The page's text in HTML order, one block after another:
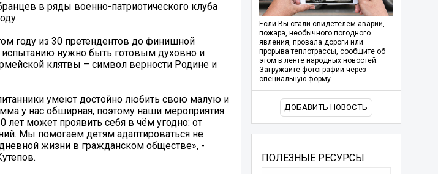
в ряды военно-патриотического клуба
году из 30 претендентов до финишной
испытанию нужно быть готовым духовно и
клятвы – символ верности Родине и
умеют достойно любить свою малую и
у нас обширная, поэтому наши мероприятия
лет может проявить себя в чём угодно: от
Мы помогаем детям адаптироваться не
жизни в гражданском обществе», -
Если Вы стали свидетелем аварии,
пожара, необычного погодного
явления, провала дороги или
прорыва теплотрассы, сообщите об
этом в ленте народных новостей.
Загружайте фотографии через
специальную форму.
ДОБАВИТЬ НОВОСТЬ
ПОЛЕЗНЫЕ РЕСУРСЫ